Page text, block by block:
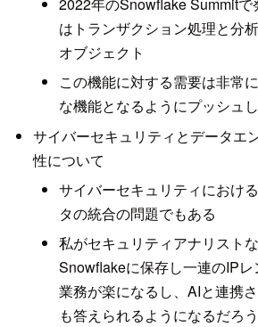
はトランザクション処理と分
オブジェクト
この機能に対する需要は非常
な機能となるようにプッシュ
サイバーセキュリティとデータエ
性について
サイバーセキュリティにおけ
タの統合の問題でもある
私がセキュリティアナリスト
Snowflakeに保存し一連のIP
業務が楽になるし、AIと連携
も答えられるようになるだろう